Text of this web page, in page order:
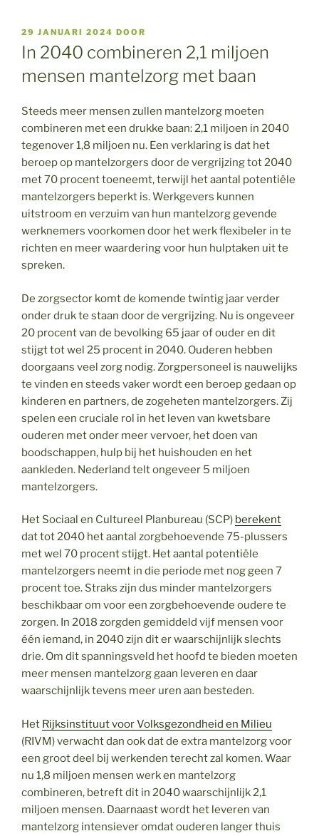
GEPLAATST
OP
29 JANUARI 2024 DOOR
In 2040 combineren 2,1 miljoen
mensen mantelzorg met baan
Steeds meer mensen zullen mantelzorg moeten
combineren met een drukke baan: 2,1 miljoen in 2040
tegenover 1,8 miljoen nu. Een verklaring is dat het
beroep op mantelzorgers door de vergrijzing tot 2040
met 70 procent toeneemt, terwijl het aantal potentiële
mantelzorgers beperkt is. Werkgevers kunnen
uitstroom en verzuim van hun mantelzorg gevende
werknemers voorkomen door het werk flexibeler in te
richten en meer waardering voor hun hulptaken uit te
spreken.
De zorgsector komt de komende twintig jaar verder
onder druk te staan door de vergrijzing. Nu is ongeveer
20 procent van de bevolking 65 jaar of ouder en dit
stijgt tot wel 25 procent in 2040. Ouderen hebben
doorgaans veel zorg nodig. Zorgpersoneel is nauwelijks
te vinden en steeds vaker wordt een beroep gedaan op
kinderen en partners, de zogeheten mantelzorgers. Zij
spelen een cruciale rol in het leven van kwetsbare
ouderen met onder meer vervoer, het doen van
boodschappen, hulp bij het huishouden en het
aankleden. Nederland telt ongeveer 5 miljoen
mantelzorgers.
Het Sociaal en Cultureel Planbureau (SCP) berekent
dat tot 2040 het aantal zorgbehoevende 75-plussers
met wel 70 procent stijgt. Het aantal potentiële
mantelzorgers neemt in die periode met nog geen 7
procent toe. Straks zijn dus minder mantelzorgers
beschikbaar om voor een zorgbehoevende oudere te
zorgen. In 2018 zorgden gemiddeld vijf mensen voor
één iemand, in 2040 zijn dit er waarschijnlijk slechts
drie. Om dit spanningsveld het hoofd te bieden moeten
meer mensen mantelzorg gaan leveren en daar
waarschijnlijk tevens meer uren aan besteden.
Het Rijksinstituut voor Volksgezondheid en Milieu
(RIVM) verwacht dan ook dat de extra mantelzorg voor
een groot deel bij werkenden terecht zal komen. Waar
nu 1,8 miljoen mensen werk en mantelzorg
combineren, betreft dit in 2040 waarschijnlijk 2,1
miljoen mensen. Daarnaast wordt het leveren van
mantelzorg intensiever omdat ouderen langer thuis